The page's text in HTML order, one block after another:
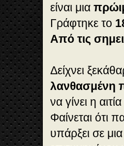
είναι μια
Γράφτηκε το
Από τις
Δείχνει
λανθασμένη
να γίνει η
Φαίνεται ότι
υπάρξει σε